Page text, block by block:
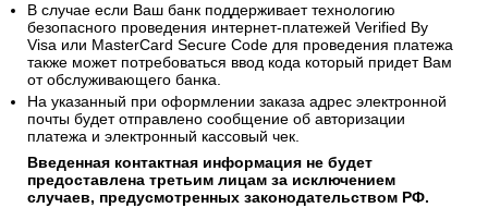
В случае если Ваш банк поддерживает технологию
безопасного проведения интернет-платежей Verified By
Visa или MasterCard Secure Code для проведения платежа
также может потребоваться ввод кода который придет Вам
от обслуживающего банка.
На указанный при оформлении заказа адрес электронной
почты будет отправлено сообщение об авторизации
платежа и электронный кассовый чек.
Введенная контактная информация не будет
предоставлена третьим лицам за исключением
случаев, предусмотренных законодательством РФ.